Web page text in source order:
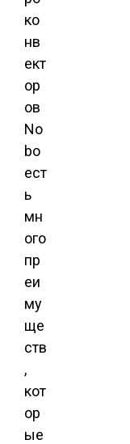
ко
нв
ект
ор
ов
No
bo
ест
ь
мн
ого
пр
еи
му
ще
ств
,
кот
ор
ые